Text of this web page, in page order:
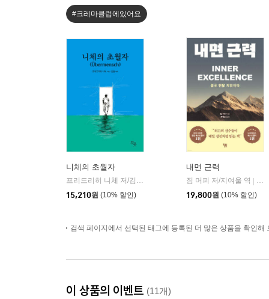
#크레마클럽에있어요
니체의 초월자
프리드리히 니체 저/김철 편역
15,210원 (10% 할인)
내면 근력
짐 머피 저/지여울 역
윌
19,800원 (10% 할인)
검색 페이지에서 선택된 태그에 등록된 더 많은 상품을 확인해
이 상품의 이벤트 (11개)